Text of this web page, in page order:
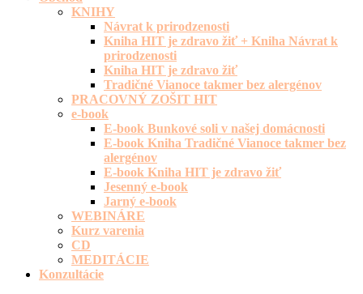
KNIHY
Návrat k prirodzenosti
Kniha HIT je zdravo žiť + Kniha Návrat k
prirodzenosti
Kniha HIT je zdravo žiť
Tradičné Vianoce takmer bez alergénov
PRACOVNÝ ZOŠIT HIT
e-book
E-book Bunkové soli v našej domácnosti
E-book Kniha Tradičné Vianoce takmer bez
alergénov
E-book Kniha HIT je zdravo žiť
Jesenný e-book
Jarný e-book
WEBINÁRE
Kurz varenia
CD
MEDITÁCIE
Konzultácie